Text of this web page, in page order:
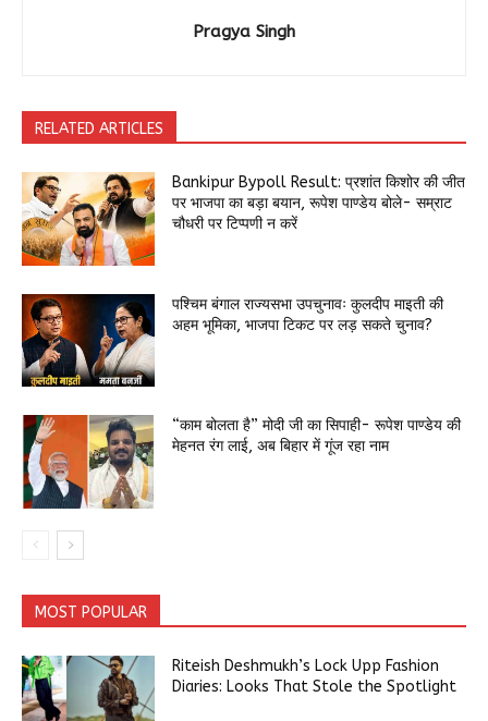
Pragya Singh
RELATED ARTICLES
Bankipur Bypoll Result: प्रशांत किशोर की जीत
पर भाजपा का बड़ा बयान, रूपेश पाण्डेय बोले- सम्राट
चौधरी पर टिप्पणी न करें
पश्चिम बंगाल राज्यसभा उपचुनावः कुलदीप माइती की
अहम भूमिका, भाजपा टिकट पर लड़ सकते चुनाव?
“काम बोलता है” मोदी जी का सिपाही- रूपेश पाण्डेय की
मेहनत रंग लाई, अब बिहार में गूंज रहा नाम
MOST POPULAR
Riteish Deshmukh’s Lock Upp Fashion
Diaries: Looks That Stole the Spotlight